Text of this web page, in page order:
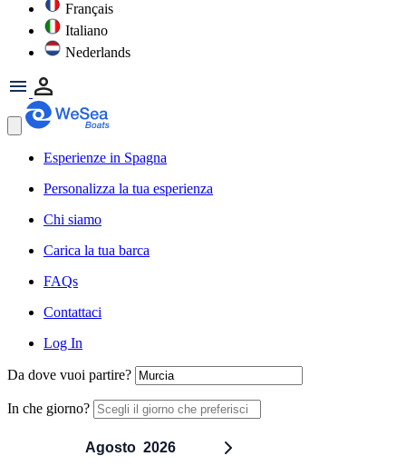
Français
Italiano
Nederlands
Esperienze in Spagna
Personalizza la tua esperienza
Chi siamo
Carica la tua barca
FAQs
Contattaci
Log In
Da dove vuoi partire?
In che giorno?
Agosto 2026